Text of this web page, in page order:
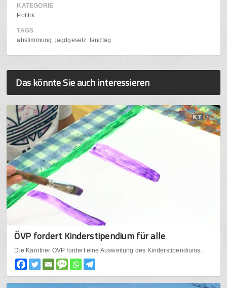
KATEGORIE
Politik
TAGS
abstimmung jagdgesetz landtag
Das könnte Sie auch interessieren
ÖVP fordert Kinderstipendium für alle
Die Kärntner ÖVP fordert eine Ausweitung des Kinderstipendiums.